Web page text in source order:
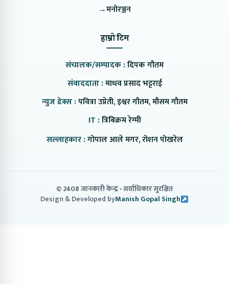
→मनोरञ्जन
हाम्रो टिम
संचालक/सम्पादक :दिपक गौतम
संवाददाता :माधव प्रसाद भट्टराई
न्युज डेक्स :पवित्रा उप्रेती, इश्वर गौतम, मौसम गौतम
IT :त्रिबिक्रम रेग्मी
सल्लाहकार :गोपाल आले मगर, रोशन पोखरेल
© 2408 जानकारी केन्द्र सर्वाधिकार सुरक्षित
Design & Developed byManish Gopal Singh